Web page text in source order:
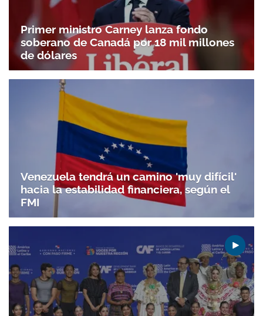
Primer ministro Carney lanza fondo
soberano de Canadá por 18 mil millones
de dólares
Venezuela tendrá un camino 'muy difícil'
hacia la estabilidad financiera, según el
FMI